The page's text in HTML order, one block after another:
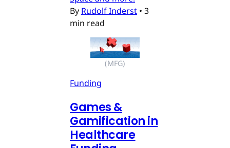
By Rudolf Inderst • 3
min read
(MFG)
Funding
Games &
Gamification in
Healthcare